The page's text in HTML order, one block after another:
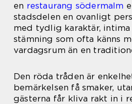
en restaurang södermalm
stadsdelen en ovanligt
med tydlig karaktär,
stämning som ofta känns
vardagsrum än en
Den röda tråden är
bemärkelsen få smaker,
gästerna får kliva rakt in i